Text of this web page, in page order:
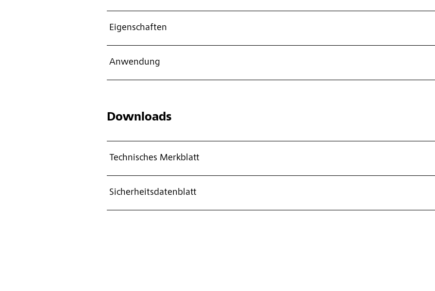
Eigenschaften
Anwendung
Downloads
Technisches Merkblatt
Sicherheitsdatenblatt